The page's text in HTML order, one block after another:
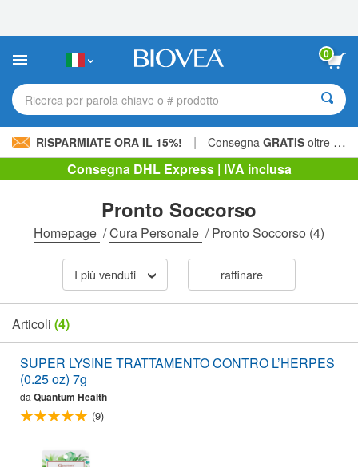
sito
include
sistema
0
Ricerca per parola chiave o # prodotto
RISPARMIATE ORA IL 15%! | Consegna GRATIS oltre 60,00 € »
Consegna DHL Express | IVA inclusa
Pronto Soccorso
Homepage /Cura Personale /Pronto Soccorso (4)
I più venduti raffinare
Articoli (4)
SUPER LYSINE TRATTAMENTO CONTRO L’HERPES
(0.25 oz) 7g
daQuantum Health
(9)